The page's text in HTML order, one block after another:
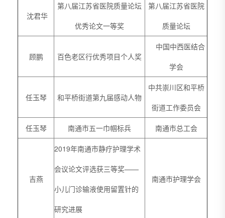
沈君华
第八届江苏省医院质量论坛
优秀论文一等奖
第八届江苏省医院
质量论坛
顾鹏 百色老区行优秀项目个人奖
中国中西医结合
学会
任玉琴 和平桥街道第九届感动人物
中共崇川区和平桥
街道工作委员会
任玉琴 南通市五一巾帼标兵 南通市总工会
吉燕
2019年南通市静疗护理学术
会议论文评选获三等奖——
小儿门诊输液使用留置针的
研究进展
南通市护理学会